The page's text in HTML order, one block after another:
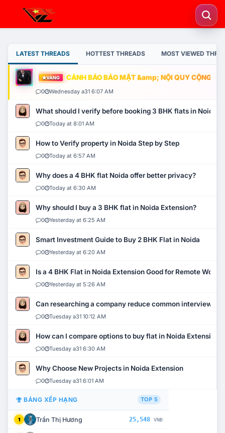
LATEST THREADS HOTTEST THREADS MOST VIEWED
VÀNG CẢNH BÁO BẢO MẬT &amp; NỘI QUY CỘNG
0 Wednesday a31 6:07 AM
What should I verify before booking 3 BHK flats in Noida?
0 Today at 8:01 AM
How to Verify property in Noida Step by Step
0 Today at 6:57 AM
Why does a 4 BHK flat Noida offer better privacy?
0 Today at 6:30 AM
Why should I buy a 3 BHK flat in Noida Extension?
0 Yesterday at 6:25 AM
Smart Investment Guide to Buy 2 BHK Flat in Noida
0 Yesterday at 6:20 AM
Is a 4 BHK Flat in Noida Extension Good for Remote Work?
0 Yesterday at 5:26 AM
Can researching a company reduce common interview
0 Tuesday a31 10:12 AM
How can I compare options to buy flat in Noida Extension?
0 Tuesday a31 6:30 AM
Why Choose New Projects in Noida Extension
0 Tuesday a31 6:01 AM
BẢNG XẾP HẠNG TOP 5
1 Trần Thị Hương 25,548 VNĐ